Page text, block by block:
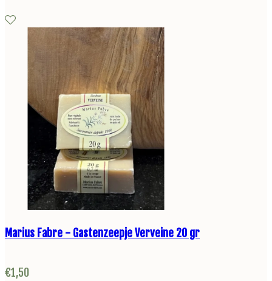
Marius Fabre - Gastenzeepje Verveine 20 gr
€1,50